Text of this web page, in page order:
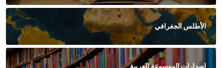
الأطلس الجغرافي
اصدارات الموسوعة العربية